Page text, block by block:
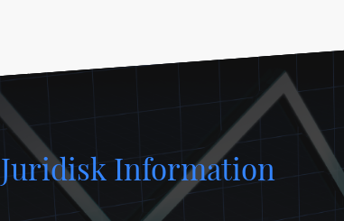
Juridisk Information